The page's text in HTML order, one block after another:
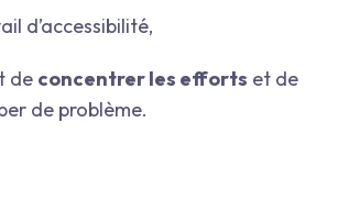
d’accessibilité,
de concentrer les efforts et de
de problème.